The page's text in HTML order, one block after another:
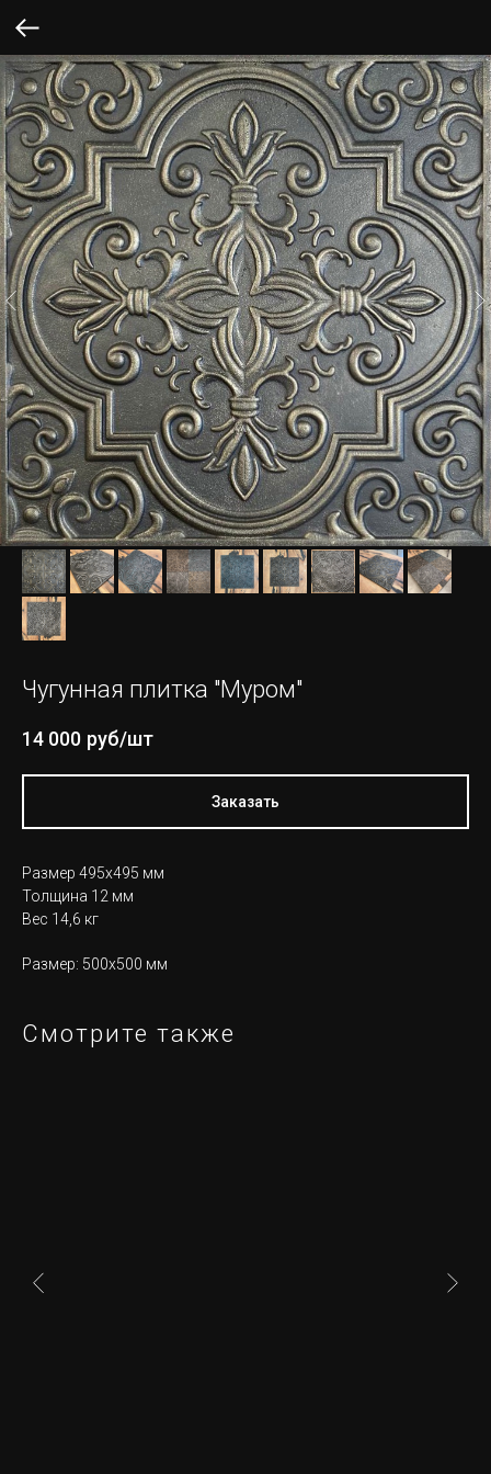
Чугунная плитка "Муром"
14 000 руб/шт
Заказать
Размер 495х495 мм
Толщина 12 мм
Вес 14,6 кг
Размер: 500х500 мм
Смотрите также